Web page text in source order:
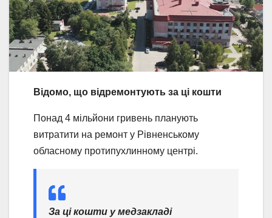
Відомо, що відремонтують за ці кошти
Понад 4 мільйони гривень планують
витратити на ремонт у Рівненському
обласному протипухлинному центрі.
За ці кошти у медзакладі